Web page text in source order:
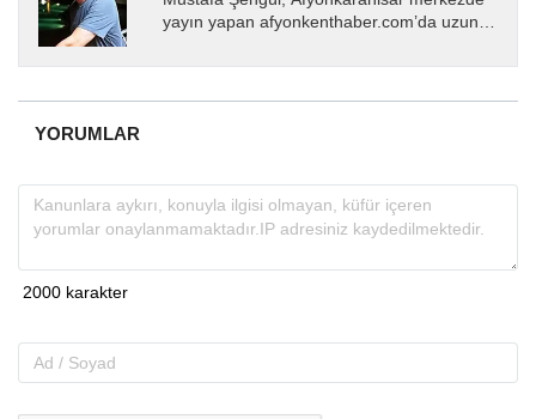
yayın yapan afyonkenthaber.com’da uzun
almakta, haber akışı...
YORUMLAR